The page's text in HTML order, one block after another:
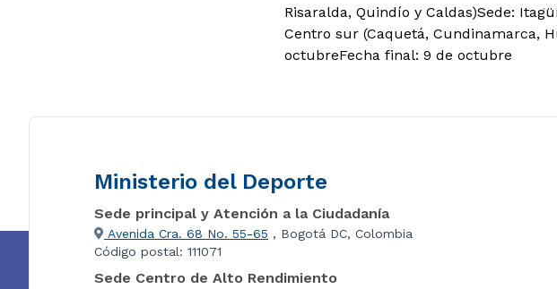
Risaralda, Quindío y Caldas)Sede:
Centro sur (Caquetá, Cundinamarca,
octubreFecha final: 9 de octubre
Ministerio del Deporte
Sede principal y Atención a la Ciudadanía
Avenida Cra. 68 No. 55-65 , Bogotá DC, Colombia
Código postal: 111071
Sede Centro de Alto Rendimiento